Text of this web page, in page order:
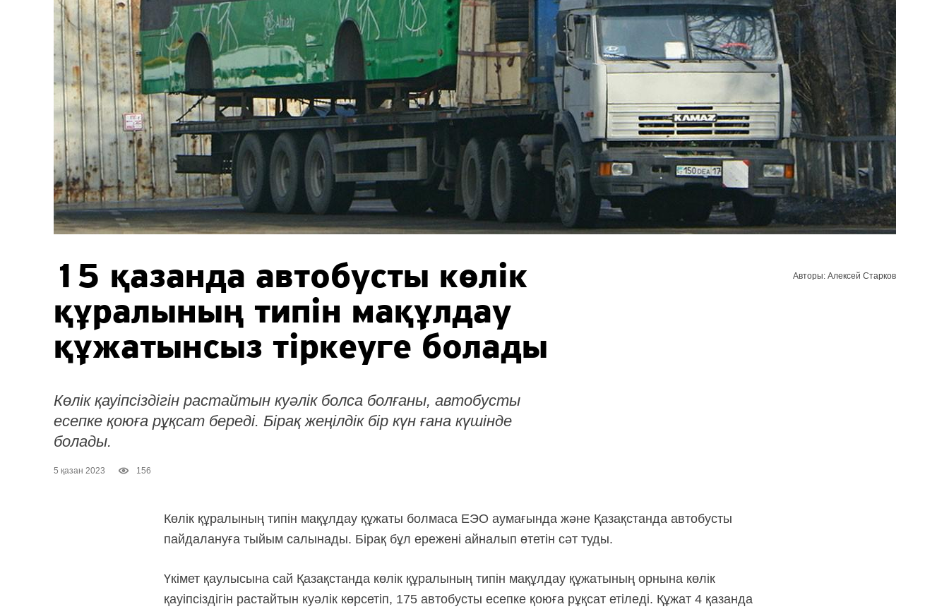
15 қазанда автобусты көлік
құралының типін мақұлдау
құжатынсыз тіркеуге болады
Көлік қауіпсіздігін растайтын куәлік болса болғаны, автобусты
есепке қоюға рұқсат береді. Бірақ жеңілдік бір күн ғана күшінде
болады.
5 қазан 2023 156
Авторы: Алексей Старков
Көлік құралының типін мақұлдау құжаты болмаса ЕЭО аумағында және Қазақстанда автобусты
пайдалануға тыйым салынады. Бірақ бұл ережені айналып өтетін сәт туды.
Үкімет қаулысына сай Қазақстанда көлік құралының типін мақұлдау құжатының орнына көлік
қауіпсіздігін растайтын куәлік көрсетіп, 175 автобусты есепке қоюға рұқсат етіледі. Құжат 4 қазанда